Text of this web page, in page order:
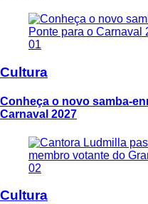
01
Cultura
Conheça o novo samba-
Carnaval 2027
02
Cultura